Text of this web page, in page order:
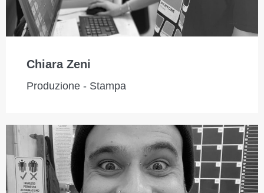
Chiara Zeni
Produzione - Stampa